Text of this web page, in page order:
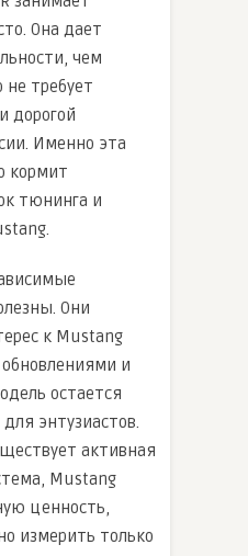
Она дает
чем
не требует
дорогой
Именно эта
кормит
тюнинга и
Они
к Mustang
и
остается
энтузиастов.
активная
Mustang
ценность,
измерить только